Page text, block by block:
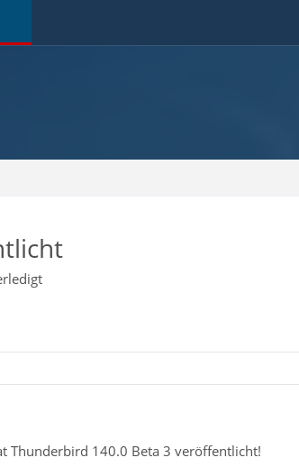
Thunderbird 140.0 Beta 3 veröffentlicht!